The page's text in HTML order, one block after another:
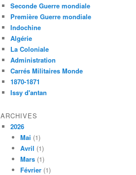
Seconde Guerre mondiale
Première Guerre mondiale
Indochine
Algérie
La Coloniale
Administration
Carrés Militaires Monde
1870-1871
Issy d'antan
ARCHIVES
2026
Mai (1)
Avril (1)
Mars (1)
Février (1)